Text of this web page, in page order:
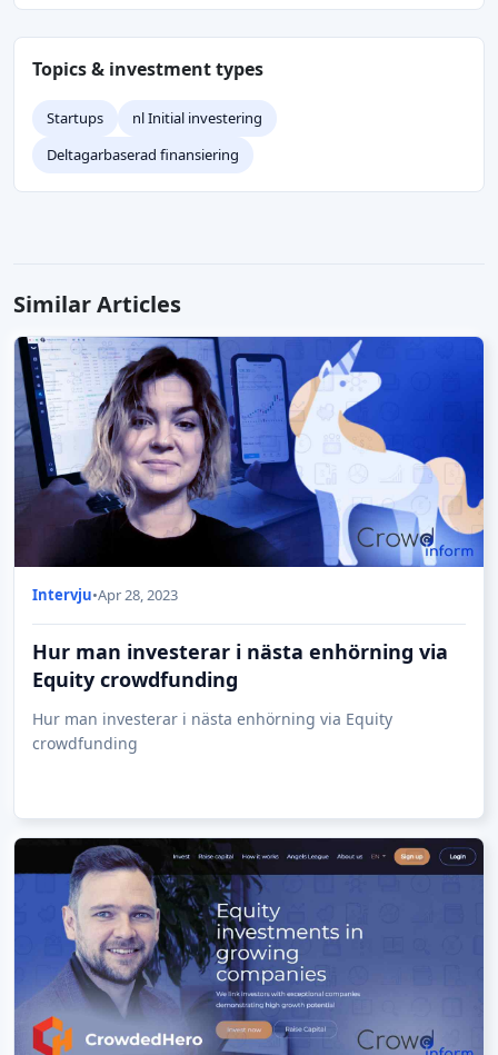
Topics & investment types
Startups
nl Initial investering
Deltagarbaserad finansiering
Similar Articles
Intervju•Apr 28, 2023
Hur man investerar i nästa enhörning via
Equity crowdfunding
Hur man investerar i nästa enhörning via Equity
crowdfunding